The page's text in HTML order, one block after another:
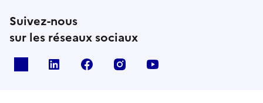
Suivez-nous
sur les réseaux sociaux
Linkedin Facebook Instagram